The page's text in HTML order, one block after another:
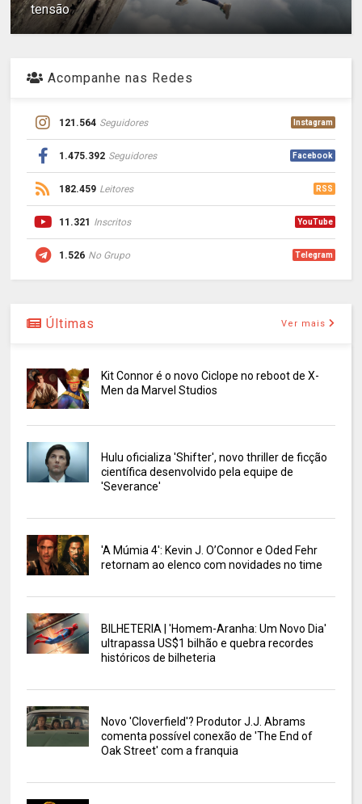
tensão
Acompanhe nas Redes
121.564 Seguidores Instagram
1.475.392 Seguidores Facebook
182.459 Leitores RSS
11.321 Inscritos YouTube
1.526 No Grupo Telegram
Últimas Ver mais
Kit Connor é o novo Ciclope no reboot de X-
Men da Marvel Studios
Hulu oficializa 'Shifter', novo thriller de ficção
científica desenvolvido pela equipe de
'Severance'
'A Múmia 4': Kevin J. O’Connor e Oded Fehr
retornam ao elenco com novidades no time
BILHETERIA | 'Homem-Aranha: Um Novo Dia'
ultrapassa US$1 bilhão e quebra recordes
históricos de bilheteria
Novo 'Cloverfield'? Produtor J.J. Abrams
comenta possível conexão de 'The End of
Oak Street' com a franquia